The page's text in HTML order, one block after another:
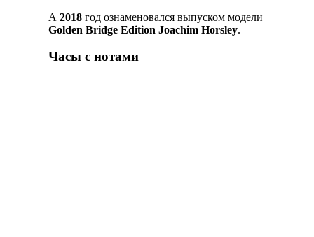
А 2018 год ознаменовался выпуском модели
Golden Bridge Edition Joachim Horsley.
Часы с нотами